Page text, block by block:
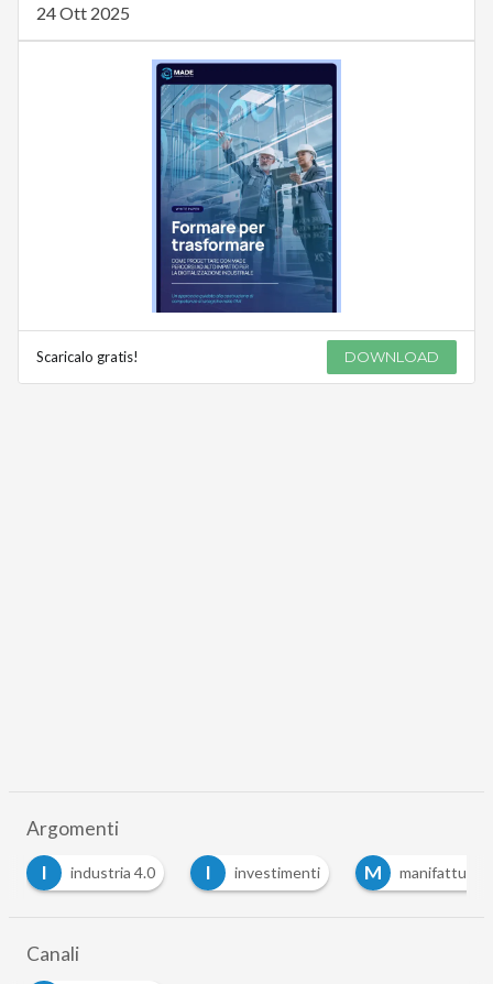
24 Ott 2025
Scaricalo gratis! DOWNLOAD
Argomenti
I
industria 4.0 I investimenti M manifattura
Canali